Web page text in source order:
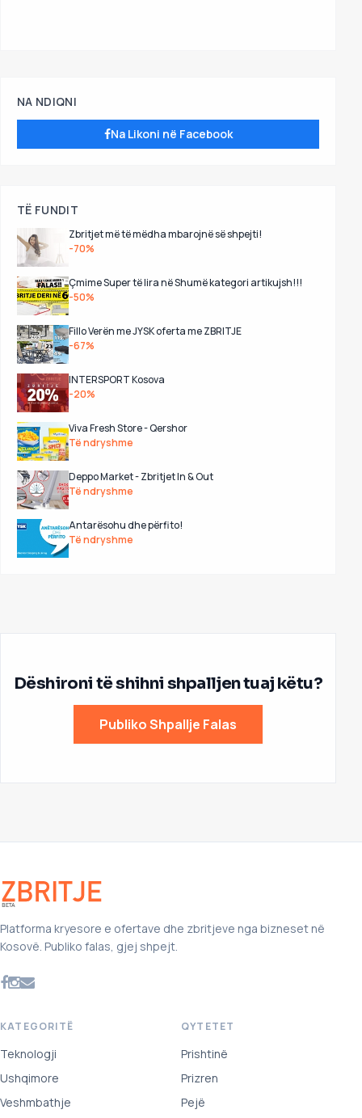
NA NDIQNI
Na Likoni në Facebook
TË FUNDIT
Zbritjet më të mëdha mbarojnë së shpejti!
-70%
Çmime Super të lira në Shumë kategori artikujsh!!!
-50%
Fillo Verën me JYSK oferta me ZBRITJE
-67%
INTERSPORT Kosova
-20%
Viva Fresh Store - Qershor
Të ndryshme
Deppo Market - Zbritjet In & Out
Të ndryshme
Antarësohu dhe përfito!
Të ndryshme
Dëshironi të shihni shpalljen tuaj këtu?
Publiko Shpallje Falas
Platforma kryesore e ofertave dhe zbritjeve nga bizneset në
Kosovë. Publiko falas, gjej shpejt.
KATEGORITË
Teknologji
Ushqimore
Veshmbathje
QYTETET
Prishtinë
Prizren
Pejë